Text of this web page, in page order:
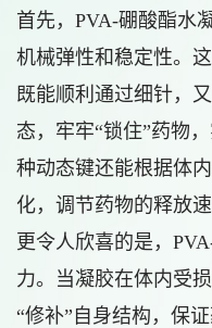
首先，PVA-硼酸酯水
机械弹性和稳定性。
既能顺利通过细针，
态，牢牢“锁住”药物
种动态键还能根据体
化，调节药物的释放
更令人欣喜的是，
力。当凝胶在体内受
“修补”自身结构，保